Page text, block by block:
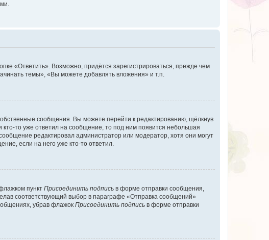
«Ответить». Возможно, придётся зарегистрироваться, прежде чем
темы», «Вы можете добавлять вложения» и т.п.
сообщения. Вы можете перейти к редактированию, щёлкнув
кто-то уже ответил на сообщение, то под ним появится небольшая
редактировал администратор или модератор, хотя они могут
если на него уже кто-то ответил.
пункт Присоединить подпись в форме отправки сообщения,
соответствующий выбор в параграфе «Отправка сообщений»
убрав флажок Присоединить подпись в форме отправки